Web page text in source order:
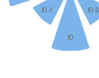
Ю-В
Ю
Ю-З